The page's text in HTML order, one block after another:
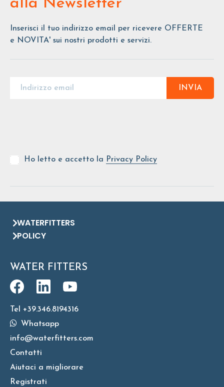
alla Newsletter
Inserisci il tuo indirizzo email per ricevere OFFERTE
e NOVITA' sui nostri prodotti e servizi.
INVIA
Ho letto e accetto la Privacy Policy
WATERFITTERS
POLICY
WATER FITTERS
Tel +39.346.8194316
Whatsapp
info@waterfitters.com
Contatti
Aiutaci a migliorare
Registrati